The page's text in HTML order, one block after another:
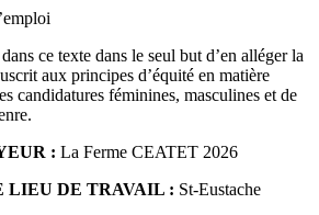
ce texte dans le seul but d’en alléger la
aux principes d’équité en matière
candidatures féminines, masculines et de
: La Ferme CEATET 2026
LIEU DE TRAVAIL : St-Eustache